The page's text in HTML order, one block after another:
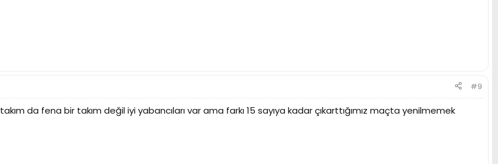
#9
da fena bir takım değil iyi yabancıları var ama farkı 15 sayıya kadar çıkarttığımız maçta yenilmemek